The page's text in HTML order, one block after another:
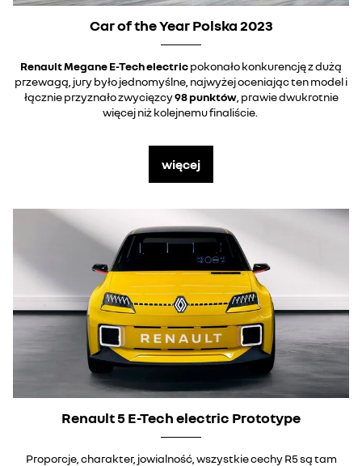
Car of the Year Polska 2023
Renault Megane E-Tech electricpokonało konkurencję z dużą
przewagą, jury było jednomyślne, najwyżej oceniając ten model i
łącznie przyznało zwycięzcy98 punktów, prawie dwukrotnie
więcej niż kolejnemu finaliście.
więcej
Renault 5 E-Tech electric Prototype
Proporcje, charakter, jowialność, wszystkie cechy R5 są tam